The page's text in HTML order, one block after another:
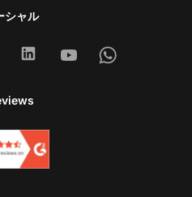
シャル
LinkedinYoutubeWhatsapp